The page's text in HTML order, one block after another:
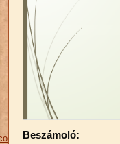
pbjiskola/
Beszámoló: